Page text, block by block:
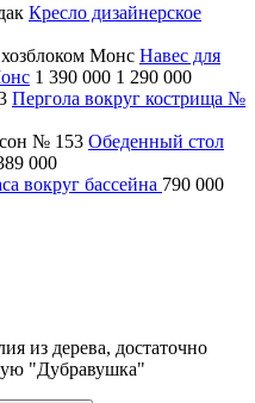
Кресло дизайнерское
Навес для
1 390 000 1 290 000
Пергола вокруг кострища №
Обеденный стол
000
вокруг бассейна 790 000
из дерева, достаточно
"Дубравушка"